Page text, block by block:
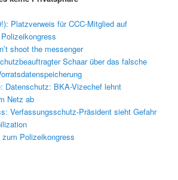
Platzverweis für CCC-Mitglied auf
shoot the messenger
Schaar über das falsche
Datenschutz: BKA-Vizechef lehnt
Netz ab
Verfassungsschutz-Präsident sieht Gefahr
zum Polizeikongress